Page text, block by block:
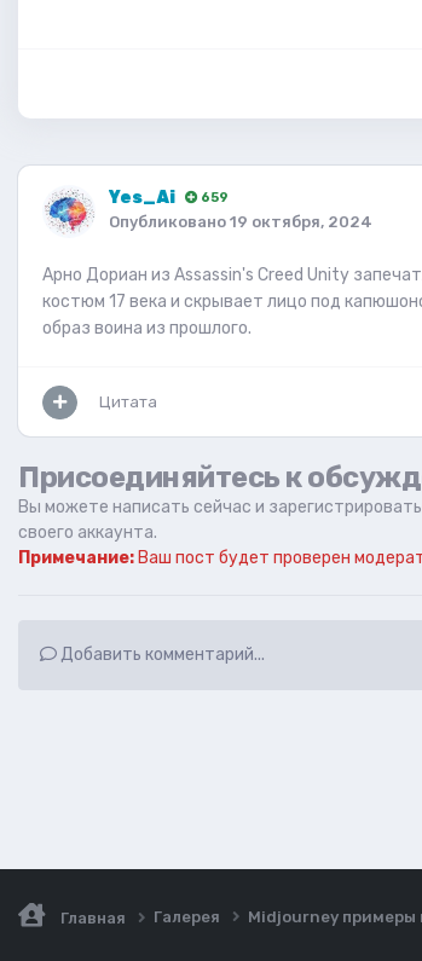
Yes_Ai 659
Опубликовано 19 октября, 2024
Арно Дориан из Assassin's Creed Unity
костюм 17 века и скрывает лицо под
образ воина из прошлого.
Цитата
Присоединяйтесь к
Вы можете написать сейчас и
своего аккаунта.
Примечание: Ваш пост будет проверен
Добавить комментарий...
Главная Галерея Midjourney примеры